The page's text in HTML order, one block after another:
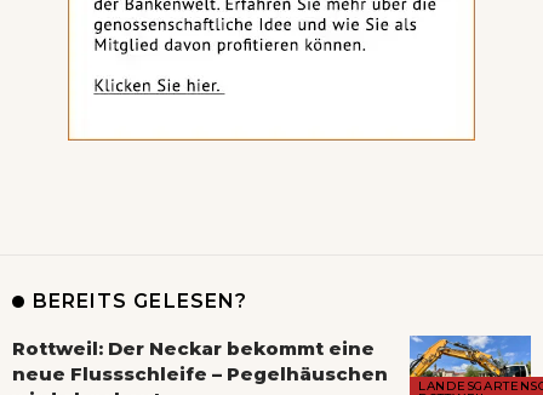
BEREITS GELESEN?
Rottweil: Der Neckar bekommt eine
neue Flussschleife – Pegelhäuschen